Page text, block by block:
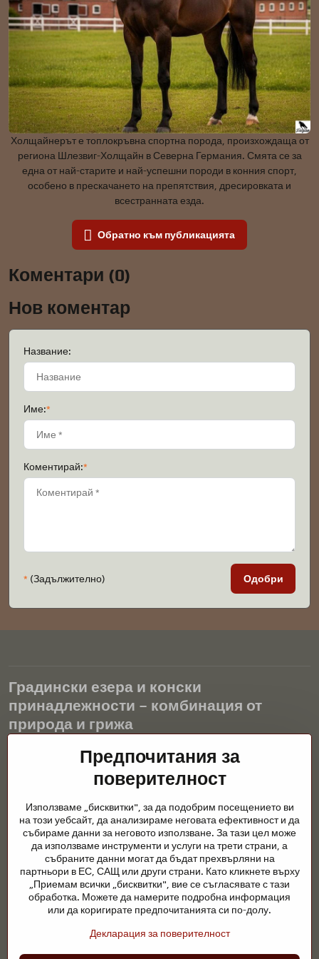
Холщайнерът е топлокръвна спортна порода, произхождаща от
региона Шлезвиг-Холщайн в Северна Германия. Смята се за
една от най-старите и най-успешни породи в конния спорт,
особено в прескачането на препятствия, дресировката и
всестранната езда.
Обратно към публикацията
Коментари (0)
Нов коментар
Название:
Име:*
Коментирай:*
* (Задължително) Одобри
Градински езера и конски
принадлежности – комбинация от
природа и грижа
Градинските езера са красиво допълнение към всеки екстериор
и създават хармонична среда за релаксация и живот на водните
животни. Правилната технология, филтрацията и редовната
през цялата година. Също толкова важна е грижата за
животните, които са част от нашия живот.
Конете се нуждаят от висококачествени конски принадлежности,
правилно хранене и отговорни грижи, за да бъдат здрави, силни
и доволни. Независимо дали става въпрос за екипировка за
ездачи, развъдчици или любители на природата, целта е да се
създаде среда, която подкрепя естествения баланс,
Предпочитания за
поверителност
Използваме „бисквитки", за да подобрим посещението ви
на този уебсайт, да анализираме неговата ефективност и да
събираме данни за неговото използване. За тази цел може
да използваме инструменти и услуги на трети страни, а
събраните данни могат да бъдат прехвърляни на
партньори в ЕС, САЩ или други страни. Като кликнете върху
„Приемам всички „бисквитки", вие се съгласявате с тази
обработка. Можете да намерите подробна информация
или да коригирате предпочитанията си по-долу.
Декларация за поверителност